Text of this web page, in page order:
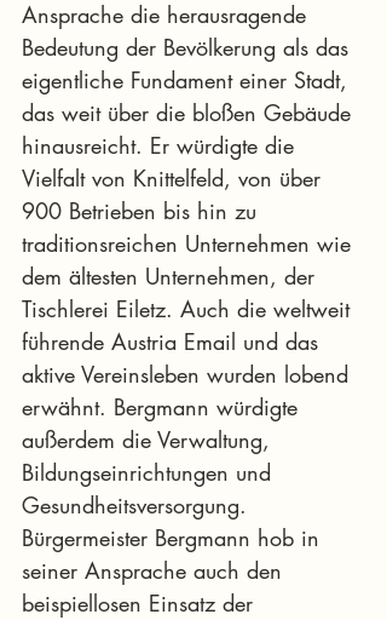
Ansprache die herausragende
Bedeutung der Bevölkerung als das
eigentliche Fundament einer Stadt,
das weit über die bloßen Gebäude
hinausreicht. Er würdigte die
Vielfalt von Knittelfeld, von über
900 Betrieben bis hin zu
traditionsreichen Unternehmen wie
dem ältesten Unternehmen, der
Tischlerei Eiletz. Auch die weltweit
führende Austria Email und das
aktive Vereinsleben wurden lobend
erwähnt. Bergmann würdigte
außerdem die Verwaltung,
Bildungseinrichtungen und
Gesundheitsversorgung.
Bürgermeister Bergmann hob in
seiner Ansprache auch den
beispiellosen Einsatz der